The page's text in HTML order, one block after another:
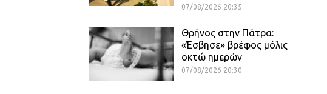
07/08/2026 20:35
Θρήνος στην Πάτρα:
«Έσβησε» βρέφος μόλις
οκτώ ημερών
07/08/2026 20:30